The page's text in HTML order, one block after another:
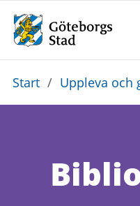
Du
är
Start / Uppleva och